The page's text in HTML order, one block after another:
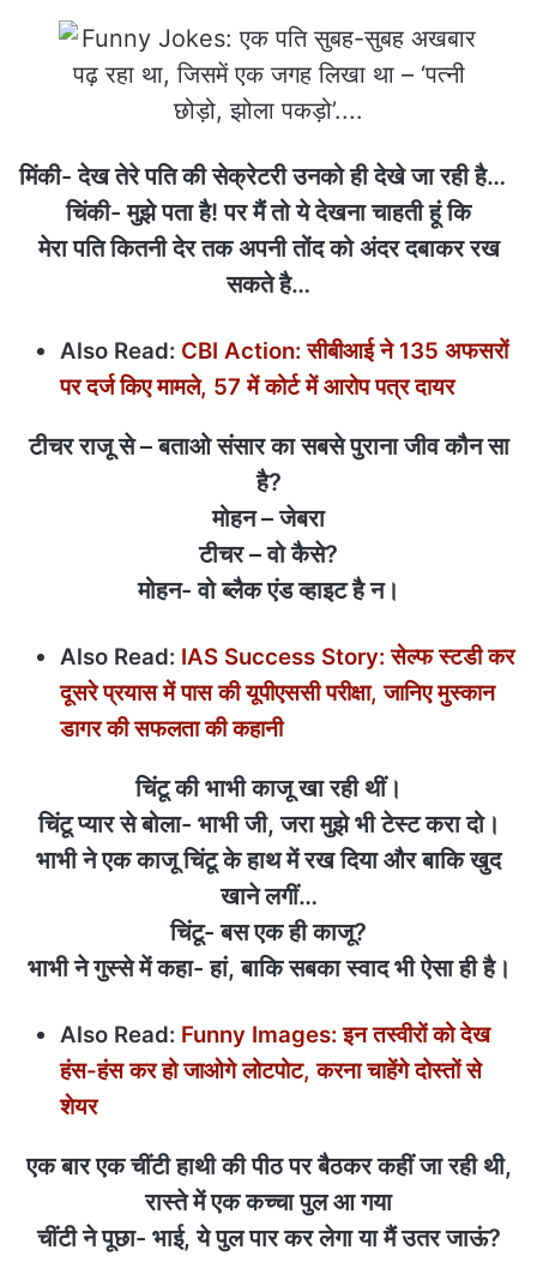
मिंकी- देख तेरे पति की सेक्रेटरी उनको ही देखे जा रही है…
चिंकी- मुझे पता है! पर मैं तो ये देखना चाहती हूं कि
मेरा पति कितनी देर तक अपनी तोंद को अंदर दबाकर रख
सकते है…
Also Read: CBI Action: सीबीआई ने 135 अफसरों
पर दर्ज किए मामले, 57 में कोर्ट में आरोप पत्र दायर
टीचर राजू से – बताओ संसार का सबसे पुराना जीव कौन सा
है?
मोहन – जेबरा
टीचर – वो कैसे?
मोहन- वो ब्लैक एंड व्हाइट है न।
Also Read: IAS Success Story: सेल्‍फ स्‍टडी कर
दूसरे प्रयास में पास की यूपीएससी परीक्षा, जानिए मुस्‍कान
डागर की सफलता की कहानी
चिंटू की भाभी काजू खा रही थीं।
चिंटू प्यार से बोला- भाभी जी, जरा मुझे भी टेस्ट करा दो।
भाभी ने एक काजू चिंटू के हाथ में रख दिया और बाकि खुद
खाने लगीं…
चिंटू- बस एक ही काजू?
भाभी ने गुस्से में कहा- हां, बाकि सबका स्वाद भी ऐसा ही है।
Also Read: Funny Images: इन तस्वीरों को देख
हंस-हंस कर हो जाओगे लोटपोट, करना चाहेंगे दोस्तों से
शेयर
एक बार एक चींटी हाथी की पीठ पर बैठकर कहीं जा रही थी,
रास्ते में एक कच्चा पुल आ गया
चींटी ने पूछा- भाई, ये पुल पार कर लेगा या मैं उतर जाऊं?